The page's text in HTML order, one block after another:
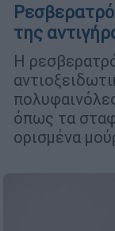
της
Η
όπως τα
ορισμένα